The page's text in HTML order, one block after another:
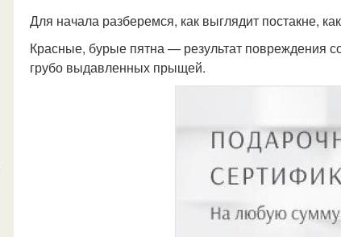
Для начала разберемся, как выглядит постакне,
Красные, бурые пятна — результат повреждения
грубо выдавленных прыщей.